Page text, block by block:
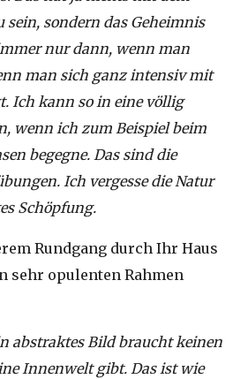
sein, sondern das Geheimnis
nur dann, wenn man
man sich ganz intensiv mit
Ich kann so in eine völlig
wenn ich zum Beispiel beim
begegne. Das sind die
Ich vergesse die Natur
Schöpfung.
Rundgang durch Ihr Haus
sehr opulenten Rahmen
abstraktes Bild braucht keinen
Innenwelt gibt. Das ist wie